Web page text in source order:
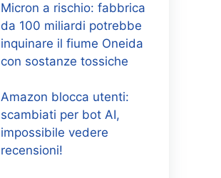
Micron a rischio: fabbrica
da 100 miliardi potrebbe
inquinare il fiume Oneida
con sostanze tossiche
Amazon blocca utenti:
scambiati per bot AI,
impossibile vedere
recensioni!